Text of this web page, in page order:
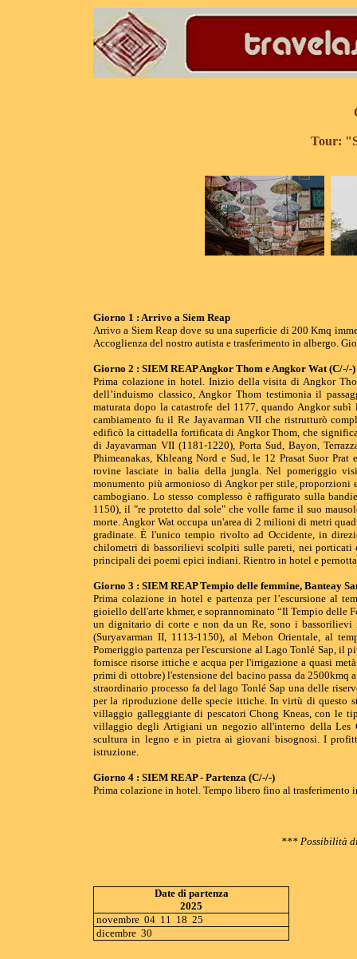
Tour:
Giorno 1 : Arrivo a Siem Reap
Arrivo a Siem Reap dove su una superficie di 200 Kmq
Accoglienza del nostro autista e trasferimento in albergo.
Giorno 2 : SIEM REAP Angkor Thom e Angkor Wat (C/-/-)
Prima colazione in hotel. Inizio della visita di Angkor
dell’induismo classico, Angkor Thom testimonia il
maturata dopo la catastrofe del 1177, quando Angkor
cambiamento fu il Re Jayavarman VII che ristrutturò
edificò la cittadella fortificata di Angkor Thom, che
di Jayavarman VII (1181-1220), Porta Sud, Bayon,
Phimeanakas, Khleang Nord e Sud, le 12 Prasat Suor
rovine lasciate in balia della jungla. Nel pomeriggio
monumento più armonioso di Angkor per stile,
cambogiano. Lo stesso complesso è raffigurato sulla
1150), il "re protetto dal sole" che volle farne il suo
morte. Angkor Wat occupa un'area di 2 milioni di metri
gradinate. È l'unico tempio rivolto ad Occidente, in
chilometri di bassorilievi scolpiti sulle pareti, nei porticati
principali dei poemi epici indiani. Rientro in hotel e
Giorno 3 : SIEM REAP Tempio delle femmine, Banteay
Prima colazione in hotel e partenza per l’escursione al
gioiello dell'arte khmer, e soprannominato “Il Tempio delle
un dignitario di corte e non da un Re, sono i bassorilievi
(Suryavarman II, 1113-1150), al Mebon Orientale, al
Pomeriggio partenza per l'escursione al Lago Tonlé Sap, il
fornisce risorse ittiche e acqua per l'irrigazione a quasi
primi di ottobre) l'estensione del bacino passa da 2500kmq
straordinario processo fa del lago Tonlé Sap una delle
per la riproduzione delle specie ittiche. In virtù di questo
villaggio galleggiante di pescatori Chong Kneas, con le
villaggio degli Artigiani un negozio all'interno della Les
scultura in legno e in pietra ai giovani bisognosi. I
istruzione.
Giorno 4 : SIEM REAP - Partenza (C/-/-)
Prima colazione in hotel. Tempo libero fino al trasferimento
*** Possibilità
Date di partenza
2025
novembre 04 11 18 25
dicembre 30